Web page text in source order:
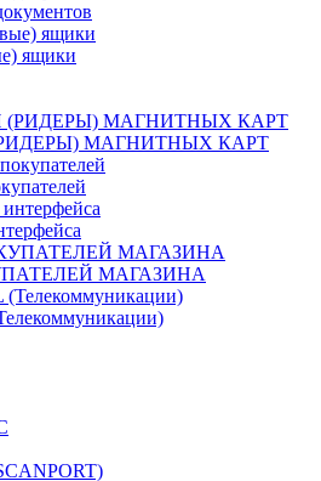
ящики
МАГНИТНЫХ КАРТ
МАГАЗИНА